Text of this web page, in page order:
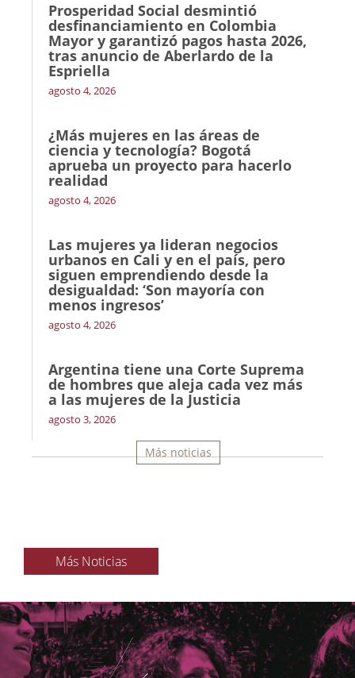
Prosperidad Social desmintió
desfinanciamiento en Colombia
Mayor y garantizó pagos hasta 2026,
tras anuncio de Aberlardo de la
Espriella
agosto 4, 2026
¿Más mujeres en las áreas de
ciencia y tecnología? Bogotá
aprueba un proyecto para hacerlo
realidad
agosto 4, 2026
Las mujeres ya lideran negocios
urbanos en Cali y en el país, pero
siguen emprendiendo desde la
desigualdad: ‘Son mayoría con
menos ingresos’
agosto 4, 2026
Argentina tiene una Corte Suprema
de hombres que aleja cada vez más
a las mujeres de la Justicia
agosto 3, 2026
Más noticias
Más Noticias